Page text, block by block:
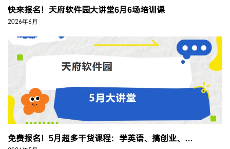
快来报名！天府软件园大讲堂6月6场培训课
2026年6月
免费报名！5月超多干货课程：学英语、搞创业、懂财税全安排